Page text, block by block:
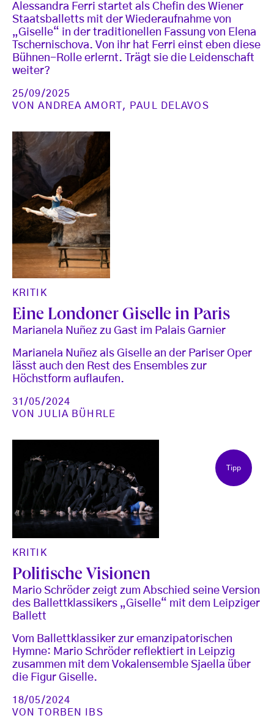
Alessandra Ferri startet als Chefin des Wiener
Staatsballetts mit der Wiederaufnahme von
„Giselle“ in der traditionellen Fassung von Elena
Tschernischova. Von ihr hat Ferri einst eben diese
Bühnen-Rolle erlernt. Trägt sie die Leidenschaft
weiter?
25/09/2025
VONANDREA AMORT , PAUL DELAVOS
KRITIK
Eine Londoner Giselle in Paris
Marianela Nuñez zu Gast im Palais Garnier
Marianela Nuñez als Giselle an der Pariser Oper
lässt auch den Rest des Ensembles zur
Höchstform auflaufen.
31/05/2024
VONJULIA BÜHRLE
Tipp
KRITIK
Politische Visionen
Mario Schröder zeigt zum Abschied seine Version
des Ballettklassikers „Giselle“ mit dem Leipziger
Ballett
Vom Ballettklassiker zur emanzipatorischen
Hymne: Mario Schröder reflektiert in Leipzig
zusammen mit dem Vokalensemble Sjaella über
die Figur Giselle.
18/05/2024
VONTORBEN IBS